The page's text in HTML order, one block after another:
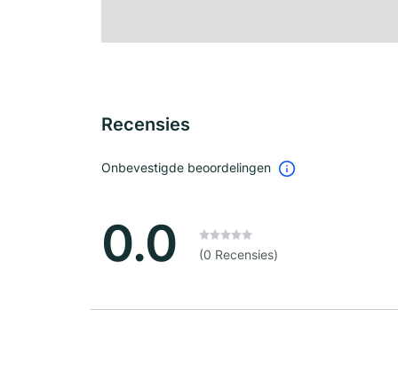
Recensies
Onbevestigde beoordelingen
0.0 (0 Recensies)